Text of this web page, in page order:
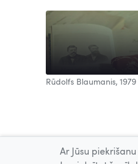
Rūdolfs Blaumanis, 1979
Ar Jūsu